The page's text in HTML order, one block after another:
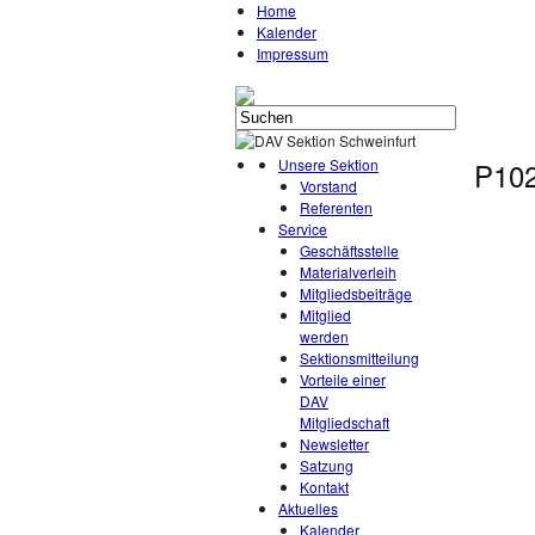
Home
Kalender
Impressum
Unsere Sektion
Vorstand
Referenten
Service
Geschäftsstelle
Materialverleih
Mitgliedsbeiträge
Mitglied
werden
Sektionsmitteilung
Vorteile einer
DAV
Mitgliedschaft
Newsletter
Satzung
Kontakt
Aktuelles
Kalender